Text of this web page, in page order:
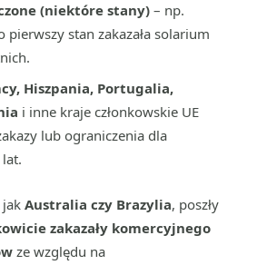
(niektóre stany) – np.
pierwszy stan zakazała solarium
Hiszpania, Portugalia,
i inne kraje członkowskie UE
lub ograniczenia dla
Australia czy Brazylia, poszły
zakazały komercyjnego
ze względu na